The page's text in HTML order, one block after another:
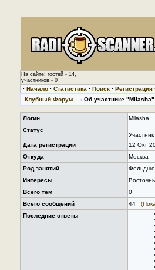
На сайте: гостей - 14,
участников - 0
· Начало · Статистика · Поиск · Регистрация
Клубный Форум —› Об участнике "Milasha"
Логин
Milasha
Статус
Участник
Дата регистрации
12 Окт
Откуда
Москва
Род занятий
Интересы
Всего тем
0
Всего сообщений
44
Последние ответы